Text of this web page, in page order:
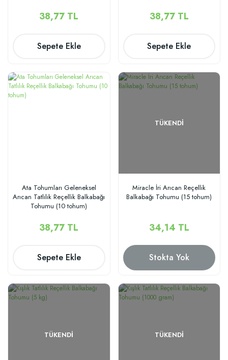
38,77 TL
Sepete Ekle
38,77 TL
Sepete Ekle
Ata Tohumları Geleneksel
Arıcan Tatlılık Reçellik Balkabağı
Tohumu (10 tohum)
38,77 TL
Sepete Ekle
TÜKENDI
Miracle İri Arıcan Reçellik
Balkabağı Tohumu (15 tohum)
34,14 TL
Stokta Yok
TÜKENDI TÜKENDI